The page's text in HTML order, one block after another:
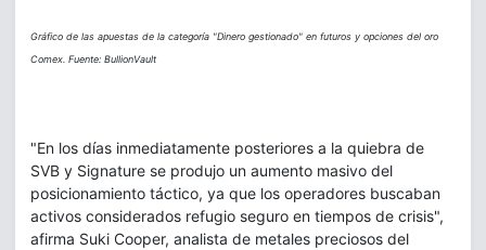
Gráfico de las apuestas de la categoría "Dinero gestionado" en futuros y opciones del oro
Comex. Fuente: BullionVault
"En los días inmediatamente posteriores a la quiebra de
SVB y Signature se produjo un aumento masivo del
posicionamiento táctico, ya que los operadores buscaban
activos considerados refugio seguro en tiempos de crisis",
afirma Suki Cooper, analista de metales preciosos del